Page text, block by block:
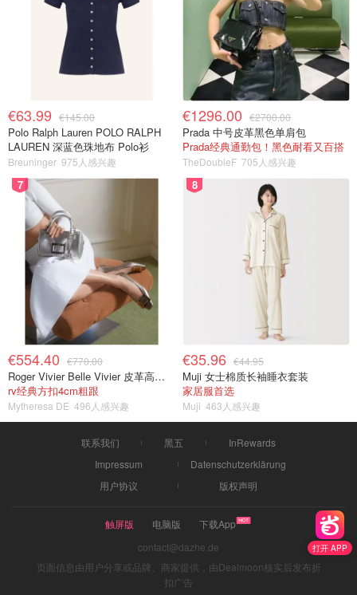
打开 APP
€63.99 €145.00
Polo Ralph Lauren POLO RALPH
LAUREN 深蓝色珠地布 Polo衫
Breuninger 975人感兴趣
€1296.00 €2700.00
Prada 中号皮革黑色单肩包
Prada经典通勤包！黑色耐看又百搭
TheDoubleF 705人感兴趣
7
€554.40 €770.00
Roger Vivier Belle Vivier 皮革高跟鞋
rv经典方扣4cm粗跟
Mytheresa DE 496人感兴趣
8
€35.96 €44.95
Muji 女士棉质长袖睡衣套装
家居服首选
Muji 463人感兴趣
联系我们 黑五
InRewards
Impressum
Datenschutzerklärung
用户协议
版权声明
触屏版 电脑版
下载App
contact@dazhe.de
页面信息由用户分享或品牌、商家提供，由Dealmoon核实后发布折
扣广告